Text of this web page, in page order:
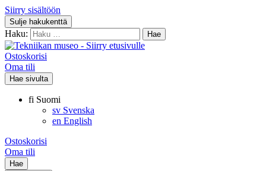
Siirry sisältöön
Sulje hakukenttä
Haku:
Ostoskorisi
Oma tili
Hae sivulta
fi Suomi
sv Svenska
en English
Ostoskorisi
Oma tili
Hae